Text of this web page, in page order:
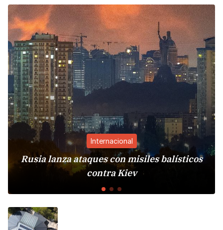
Internacional
Rusia lanza ataques con misiles balísticos
contra Kiev